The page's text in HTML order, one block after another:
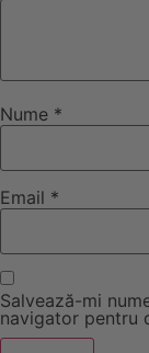
Nume *
Email *
Salvează-mi
navigator pentru